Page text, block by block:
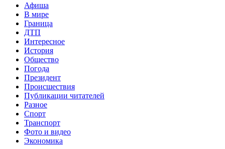
Афиша
В мире
Граница
ДТП
Интересное
История
Общество
Погода
Президент
Происшествия
Публикации читателей
Разное
Спорт
Транспорт
Фото и видео
Экономика